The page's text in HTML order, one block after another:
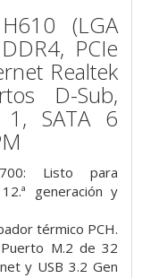
(LGA
PCIe
Realtek
D-Sub,
SATA 6
Listo para
generación y
térmico PCH.
M.2 de 32
y USB 3.2 Gen